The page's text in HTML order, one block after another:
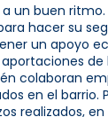
a un buen
hacer su
un apoyo
de
colaboran
en el barrio.
realizados,